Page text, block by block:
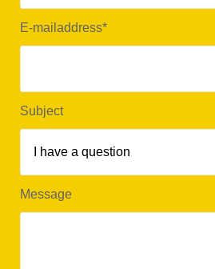
E-mailaddress*
Subject
Message